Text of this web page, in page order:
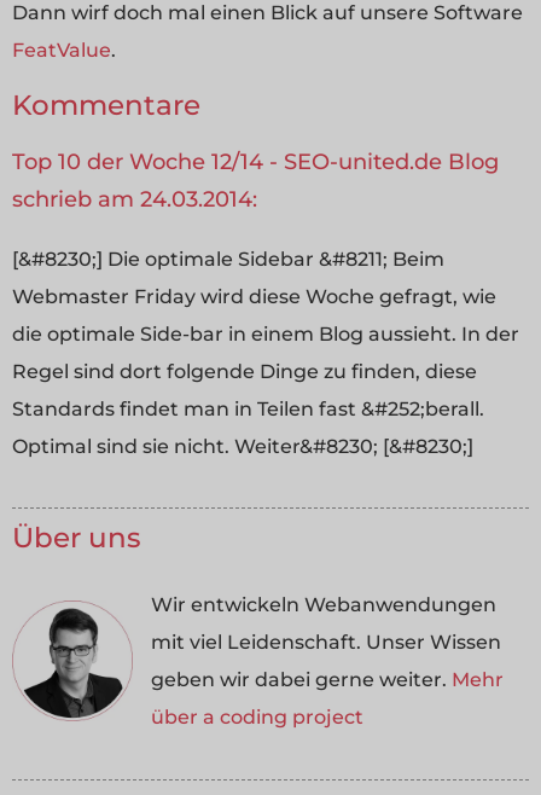
Dann wirf doch mal einen Blick auf unsere Software
FeatValue.
Kommentare
Top 10 der Woche 12/14 - SEO-united.de Blog
schrieb am 24.03.2014:
[&#8230;] Die optimale Sidebar &#8211; Beim
Webmaster Friday wird diese Woche gefragt, wie
die optimale Side-bar in einem Blog aussieht. In der
Regel sind dort folgende Dinge zu finden, diese
Standards findet man in Teilen fast &#252;berall.
Optimal sind sie nicht. Weiter&#8230; [&#8230;]
Über uns
Wir entwickeln Webanwendungen
mit viel Leidenschaft. Unser Wissen
geben wir dabei gerne weiter. Mehr
über a coding project